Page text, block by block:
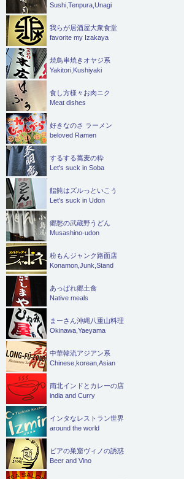
Sushi,Tenpura,Unagi
我らが居酒屋大衆食堂
favorite my Izakaya
焼鳥串焼きオヤジ系
Yakitori,Kushiyaki
食し方様々お肉ニク
Meat dishes
好きなのさ ラーメン
beloved Ramen
するする蕎麦の粋
Let's suck in Soba
饂飩はズルっといこう
Let's suck in Udon
郷愁の武蔵野うどん
Musashino-udon
粉もんジャンク路面店
Konamon,Junk,Stand
あっぱれ郷土食
Native meals
まーさん沖縄八重山料理
Okinawa,Yaeyama
中華韓流アジアン系
Chinese,korean,Asian
南北インドとカレーの店
india and Curry
インタなレストラン世界
around the world
ビアの巣窟ヴィノの誘惑
Beer and Vino